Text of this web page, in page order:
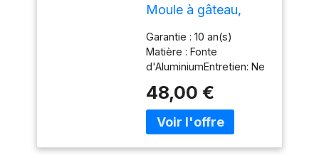
Moule à gâteau,
Moule 6
bonhommes pain
d'épices Silver -
Revêtement
antiadhésif - Fonte
d'aluminium
Garantie : 10 an(s)
Matière : Fonte
d'AluminiumEntretien: Ne
d'ustensiles en métal
sous peine d'abimer
votre moule
48,00 €